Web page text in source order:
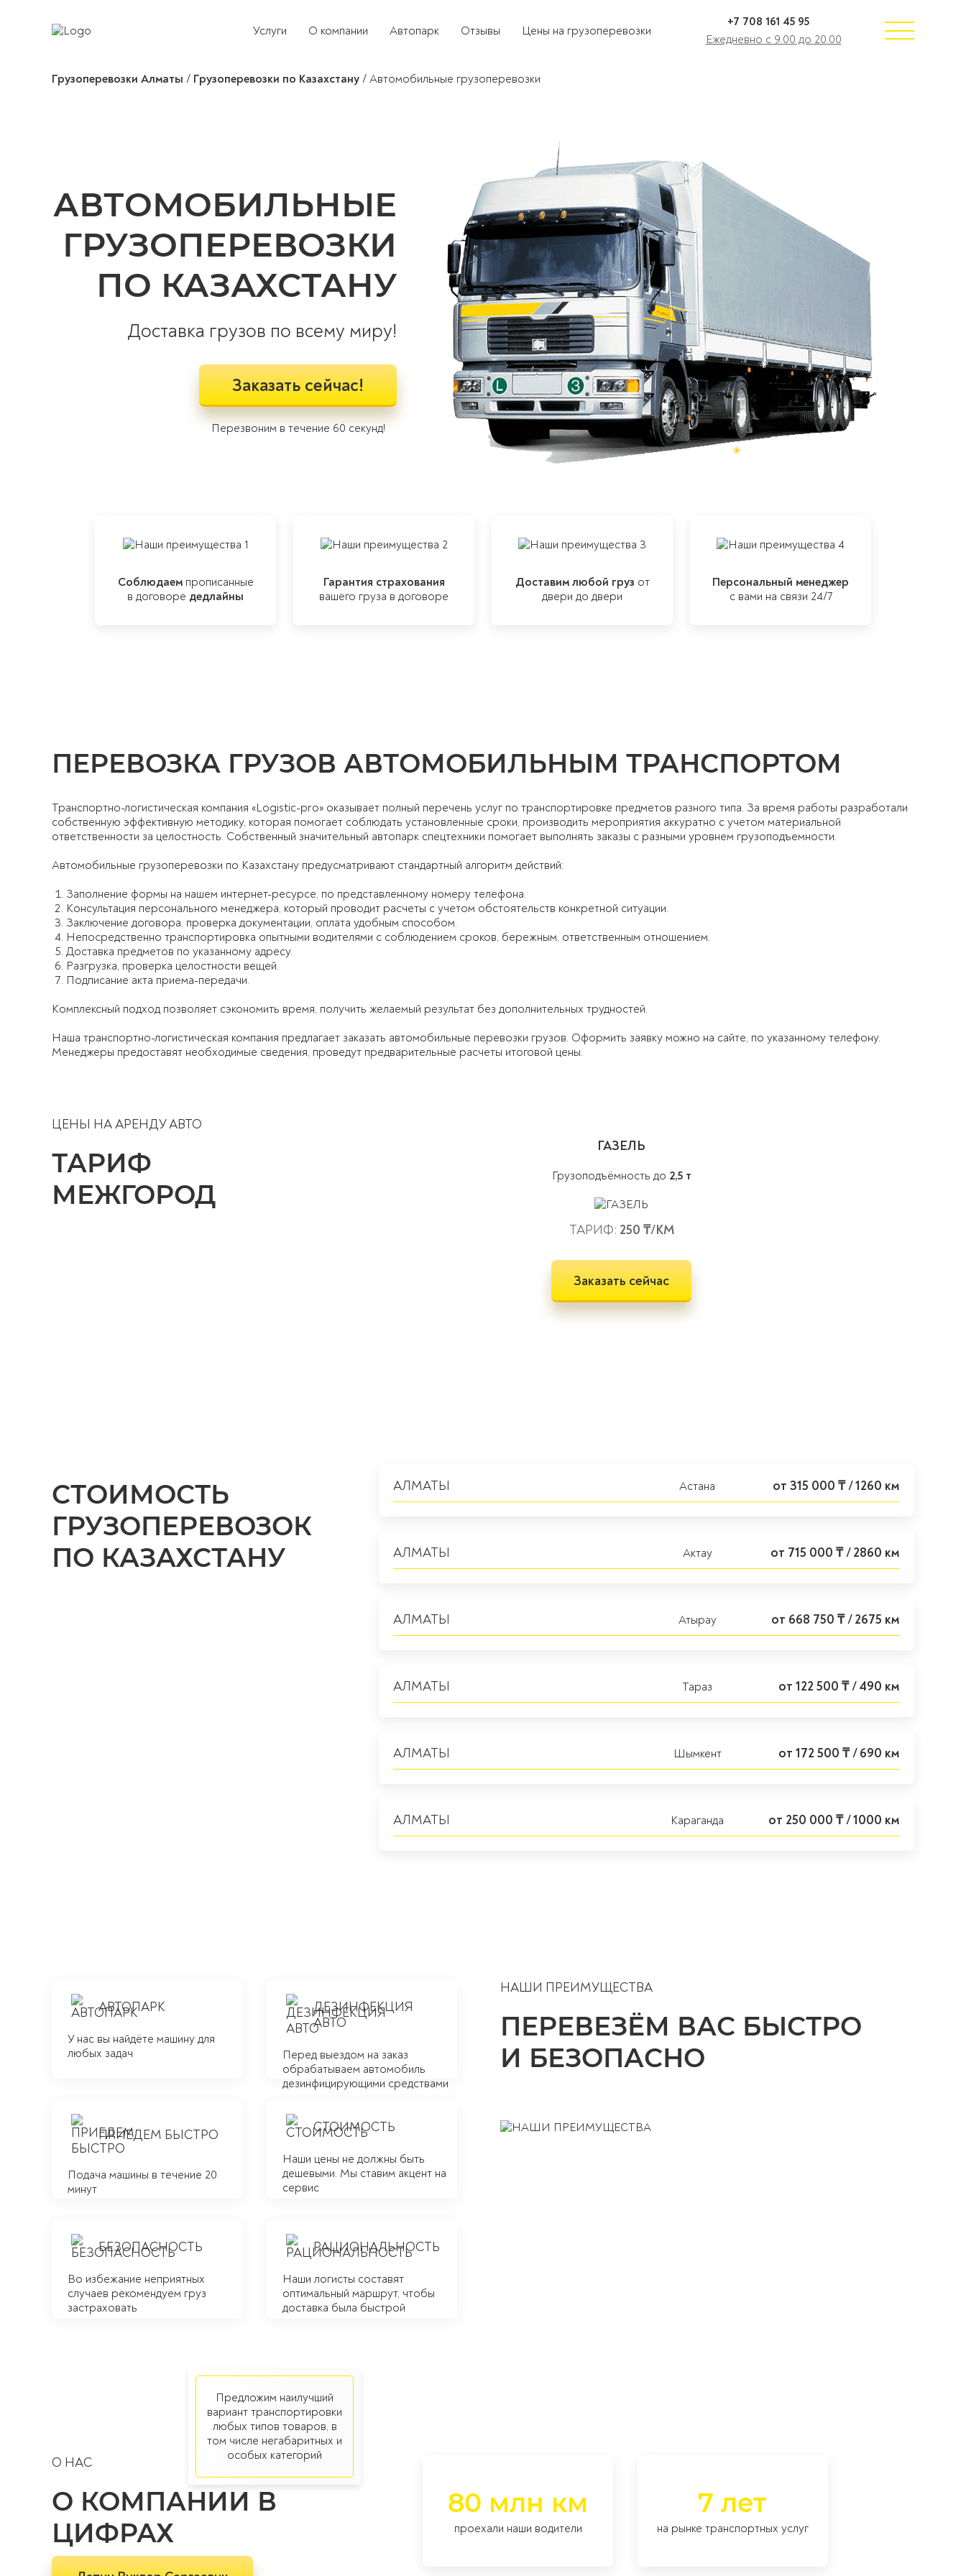
Услуги О компании Автопарк Отзывы Цены на грузоперевозки
+7 708 161 45 95
Ежедневно с 9.00 до 20.00
Грузоперевозки Алматы / Грузоперевозки по Казахстану / Автомобильные грузоперевозки
АВТОМОБИЛЬНЫЕ
ГРУЗОПЕРЕВОЗКИ
ПО КАЗАХСТАНУ
Доставка грузов по всему миру!
Заказать сейчас!
Перезвоним в течение 60 секунд!
Соблюдаемпрописанные
в договоре дедлайны
Гарантия страхования
вашего груза в договоре
Доставим любой груз от
двери до двери
Персональный менеджер
с вами на связи 24/7
ПЕРЕВОЗКА ГРУЗОВ АВТОМОБИЛЬНЫМ ТРАНСПОРТОМ
Транспортно-логистическая компания «Logistic-pro» оказывает полный перечень услуг по транспортировке предметов разного типа. За время работы разработали
собственную эффективную методику, которая помогает соблюдать установленные сроки, производить мероприятия аккуратно с учетом материальной
ответственности за целостность. Собственный значительный автопарк спецтехники помогает выполнять заказы с разными уровнем грузоподъемности.
Автомобильные грузоперевозки по Казахстану предусматривают стандартный алгоритм действий:
Заполнение формы на нашем интернет-ресурсе, по представленному номеру телефона.
Консультация персонального менеджера, который проводит расчеты с учетом обстоятельств конкретной ситуации.
Заключение договора, проверка документации, оплата удобным способом.
Непосредственно транспортировка опытными водителями с соблюдением сроков, бережным, ответственным отношением.
Доставка предметов по указанному адресу.
Разгрузка, проверка целостности вещей.
Подписание акта приема-передачи.
Комплексный подход позволяет сэкономить время, получить желаемый результат без дополнительных трудностей.
Наша транспортно-логистическая компания предлагает заказать автомобильные перевозки грузов. Оформить заявку можно на сайте, по указанному телефону.
Менеджеры предоставят необходимые сведения, проведут предварительные расчеты итоговой цены.
ЦЕНЫ НА АРЕНДУ АВТО
ТАРИФ
МЕЖГОРОД
ГАЗЕЛЬ
Грузоподъёмность до 2,5 т
ТАРИФ: 250 ₸/КМ
Заказать сейчас
СТОИМОСТЬ
ГРУЗОПЕРЕВОЗОК
ПО КАЗАХСТАНУ
АЛМАТЫ Астана от 315 000 ₸ / 1260 км
АЛМАТЫ Актау от 715 000 ₸ / 2860 км
АЛМАТЫ Атырау от 668 750 ₸ / 2675 км
АЛМАТЫ Тараз от 122 500 ₸ / 490 км
АЛМАТЫ Шымкент от 172 500 ₸ / 690 км
АЛМАТЫ Караганда от 250 000 ₸ / 1000 км
АВТОПАРК
У нас вы найдёте машину для
любых задач
ДЕЗИНФЕКЦИЯ
АВТО
Перед выездом на заказ
обрабатываем автомобиль
дезинфицирующими средствами
ПРИЕДЕМ БЫСТРО
Подача машины в течение 20
минут
СТОИМОСТЬ
Наши цены не должны быть
дешевыми. Мы ставим акцент на
сервис
БЕЗОПАСНОСТЬ
Во избежание неприятных
случаев рекомендуем груз
застраховать
РАЦИОНАЛЬНОСТЬ
Наши логисты составят
оптимальный маршрут, чтобы
доставка была быстрой
НАШИ ПРЕИМУЩЕСТВА
ПЕРЕВЕЗЁМ ВАС БЫСТРО
И БЕЗОПАСНО
О НАС
О КОМПАНИИ В
ЦИФРАХ
Предложим наилучший
вариант транспортировки
любых типов товаров, в
том числе негабаритных и
особых категорий
80 млн км
проехали наши водители
7 лет
на рынке транспортных услуг